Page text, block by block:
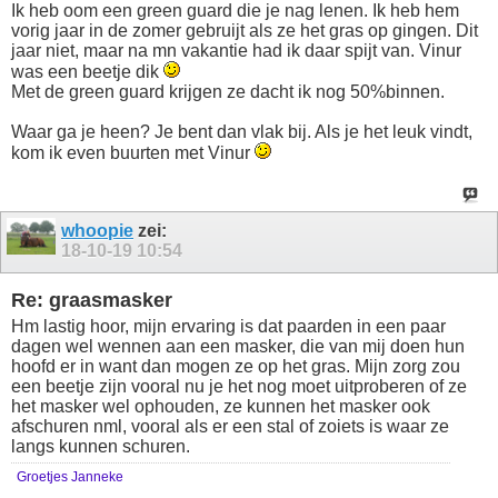
Ik heb oom een green guard die je nag lenen. Ik heb hem
vorig jaar in de zomer gebruijt als ze het gras op gingen. Dit
jaar niet, maar na mn vakantie had ik daar spijt van. Vinur
was een beetje dik
Met de green guard krijgen ze dacht ik nog 50%binnen.
Waar ga je heen? Je bent dan vlak bij. Als je het leuk vindt,
kom ik even buurten met Vinur
whoopie zei:
18-10-19 10:54
Re: graasmasker
Hm lastig hoor, mijn ervaring is dat paarden in een paar
dagen wel wennen aan een masker, die van mij doen hun
hoofd er in want dan mogen ze op het gras. Mijn zorg zou
een beetje zijn vooral nu je het nog moet uitproberen of ze
het masker wel ophouden, ze kunnen het masker ook
afschuren nml, vooral als er een stal of zoiets is waar ze
langs kunnen schuren.
Groetjes Janneke